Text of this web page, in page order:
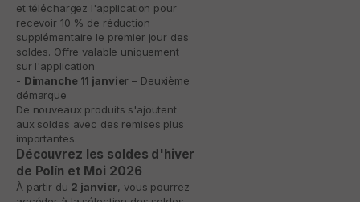
et téléchargez l'application pour
recevoir 10 % de réduction
supplémentaire le premier jour des
soldes. Offre valable uniquement
sur l'application
- Dimanche 11 janvier – Deuxième
démarque
De nouveaux produits s'ajoutent
aux soldes avec des remises plus
importantes.
Découvrez les soldes d'hiver
de Polín et Moi 2026
À partir du 2 janvier, vous pourrez